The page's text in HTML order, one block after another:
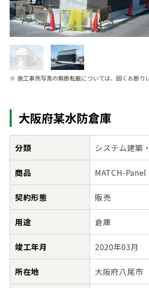
※ 施工事例写真の無断転載については、固くお断りい
大阪府某水防倉庫
分類 システム建築
商品 MATCH-Panel
契約形態 販売
用途 倉庫
竣工年月 2020年03月
所在地 大阪府八尾市